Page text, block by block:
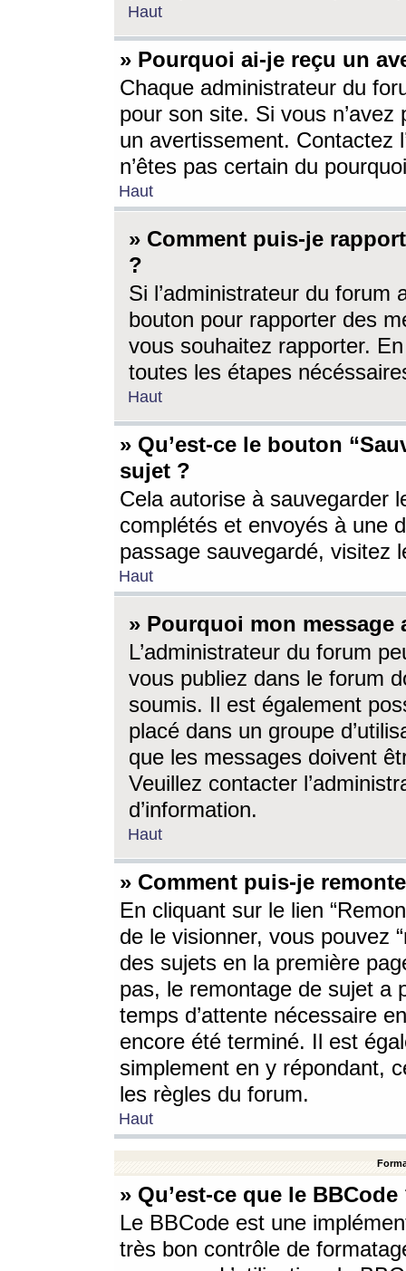
Haut
» Pourquoi ai-je reçu un
Chaque administrateur du
pour son site. Si vous
un avertissement. Contactez
n’êtes pas certain du
Haut
» Comment puis-je
?
Si l’administrateur du forum
bouton pour rapporter des
vous souhaitez rapporter.
toutes les étapes
Haut
» Qu’est-ce le bouton
sujet ?
Cela autorise à sauvegarder
complétés et envoyés à une
passage sauvegardé, visitez
Haut
» Pourquoi mon message
L’administrateur du forum
vous publiez dans le forum
soumis. Il est également
placé dans un groupe
que les messages doivent
Veuillez contacter
d’information.
Haut
» Comment puis-je
En cliquant sur le lien
de le visionner, vous pouvez
des sujets en la première
pas, le remontage de sujet a
temps d’attente nécessaire
encore été terminé. Il est
simplement en y répondant,
les règles du forum.
Haut
» Qu’est-ce que le BBCode
Le BBCode est une
très bon contrôle de